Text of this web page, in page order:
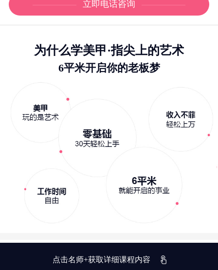
立即电话咨询
为什么学美甲·指尖上的艺术
6平米开启你的老板梦
点击名师+获取详细课程内容